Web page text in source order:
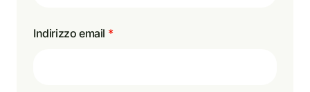
Indirizzo email *